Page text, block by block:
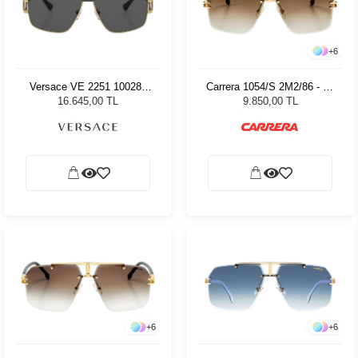
Versace VE 2251 100287
63 Kadın Güneş Gözlüğü
16.645,00 TL
+6
Carrera 1054/S 2M2/86 - 63
Erkek Güneş Gözlüğü
9.850,00 TL
+6 +6